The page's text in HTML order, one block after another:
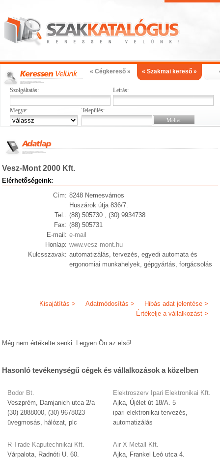
« Cégkereső » « Szakmai kereső »
Szolgáltatás: Leírás:
Megye: Település:
Vesz-Mont 2000 Kft.
Elérhetőségeink:
Cím: 8248 Nemesvámos
Huszárok útja 836/7.
Tel.: (88) 505730 , (30) 9934738
Fax: (88) 505731
E-mail: e-mail
Honlap: www.vesz-mont.hu
Kulcsszavak: automatizálás, tervezés, egyedi automata és
ergonomiai munkahelyek, gépgyártás, forgácsolás
Hibás adat jelentése >
Adatmódosítás >
Kisajátítás >
Értékelje a vállalkozást >
Még nem értékelte senki. Legyen Ön az első!
Hasonló tevékenységű cégek és vállalkozások a közelben
Bodor Bt.
Veszprém, Damjanich utca 2/a
(30) 2888000, (30) 9678023
üvegmosás, hálózat, plc
R-Trade Kaputechnikai Kft.
Várpalota, Radnóti U. 60.
Elektroszerv Ipari Elektronikai Kft.
Ajka, Újélet út 18/A. 5
ipari elektronikai tervezés,
automatizálás
Air X Metall Kft.
Ajka, Frankel Leó utca 4.